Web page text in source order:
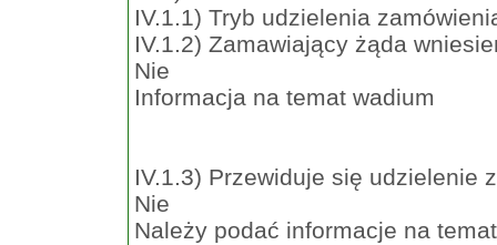
IV.1.1) Tryb udzielenia
IV.1.2) Zamawiający żąda
Nie
Informacja na temat wadium
IV.1.3) Przewiduje się udzielenie
Nie
Należy podać informacje na